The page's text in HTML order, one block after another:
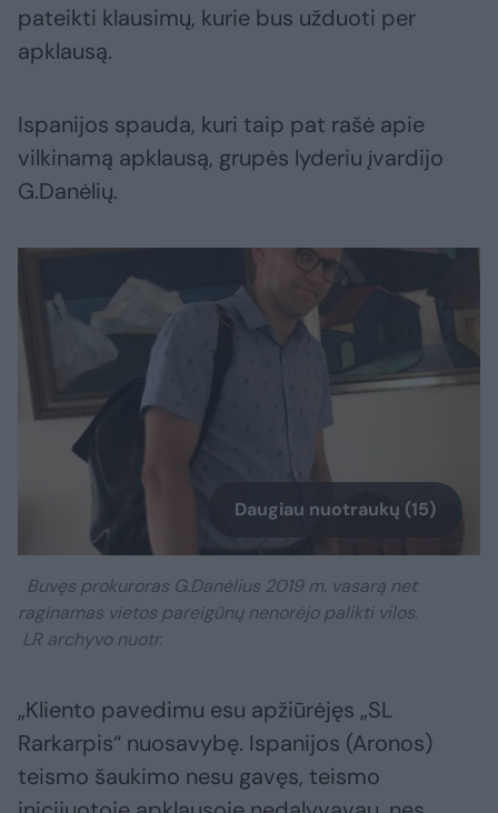
pateikti klausimų, kurie bus užduoti per
apklausą.
Ispanijos spauda, kuri taip pat rašė apie
vilkinamą apklausą, grupės lyderiu įvardijo
G.Danėlių.
Daugiau nuotraukų (15)
Buvęs prokuroras G.Danėlius 2019 m. vasarą net
raginamas vietos pareigūnų nenorėjo palikti vilos.
LR archyvo nuotr.
„Kliento pavedimu esu apžiūrėjęs „SL
Rarkarpis“ nuosavybę. Ispanijos (Aronos)
teismo šaukimo nesu gavęs, teismo